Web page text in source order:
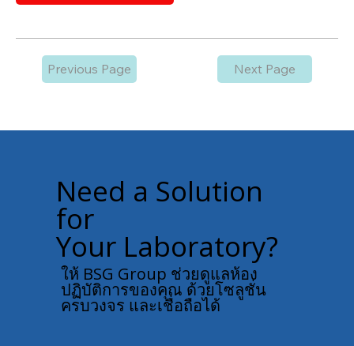
Previous Page Next Page
Need a Solution
for
Your Laboratory?
ให้ BSG Group ช่วยดูแลห้อง
ปฏิบัติการของคุณ ด้วยโซลูชั่น
ครบวงจร และเชื่อถือได้